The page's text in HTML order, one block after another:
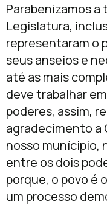
Parabenizamos
Legislatura,
representaram o
seus anseios e
até as mais
deve trabalhar
poderes, assim,
agradecimento a
nosso munícipio,
entre os dois
porque, o povo é
um processo